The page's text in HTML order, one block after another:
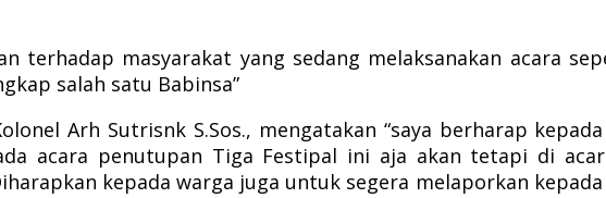
terhadap masyarakat yang sedang melaksanakan acara
salah satu Babinsa”
Arh Sutrisnk S.Sos., mengatakan “saya berharap
acara penutupan Tiga Festipal ini aja akan tetapi di
kepada warga juga untuk segera melaporkan